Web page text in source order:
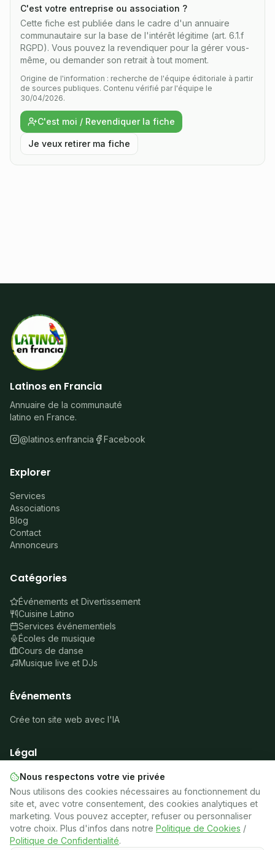
C'est votre entreprise ou association ?
Cette fiche est publiée dans le cadre d'un annuaire
communautaire sur la base de l'intérêt légitime (art. 6.1.f
RGPD). Vous pouvez la revendiquer pour la gérer vous-
même, ou demander son retrait à tout moment.
Origine de l'information : recherche de l'équipe éditoriale à partir
de sources publiques. Contenu vérifié par l'équipe le
30/04/2026.
C'est moi / Revendiquer la fiche
Je veux retirer ma fiche
Latinos en Francia
Annuaire de la communauté
latino en France.
@latinos.enfrancia Facebook
Explorer
Services
Associations
Blog
Contact
Annonceurs
Catégories
Événements et Divertissement
Cuisine Latino
Services événementiels
Écoles de musique
Cours de danse
Musique live et DJs
Événements
Crée ton site web avec l'IA
Légal
À propos
Mentions légales
Confidentialité
Cookies
Conditions
🍪Gérer les cookies
Nous respectons votre vie privée
Nous utilisons des cookies nécessaires au fonctionnement du
site et, avec votre consentement, des cookies analytiques et
marketing. Vous pouvez accepter, refuser ou personnaliser
votre choix. Plus d'infos dans notre Politique de Cookies /
Politique de Confidentialité.